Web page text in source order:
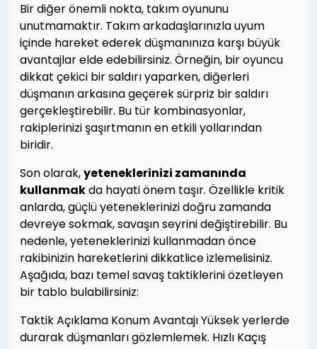
Bir diğer önemli nokta, takım oyununu
unutmamaktır. Takım arkadaşlarınızla uyum
içinde hareket ederek düşmanınıza karşı büyük
avantajlar elde edebilirsiniz. Örneğin, bir oyuncu
dikkat çekici bir saldırı yaparken, diğerleri
düşmanın arkasına geçerek sürpriz bir saldırı
gerçekleştirebilir. Bu tür kombinasyonlar,
rakiplerinizi şaşırtmanın en etkili yollarından
biridir.
Son olarak,yeteneklerinizi zamanında
kullanmakda hayati önem taşır. Özellikle kritik
anlarda, güçlü yeteneklerinizi doğru zamanda
devreye sokmak, savaşın seyrini değiştirebilir. Bu
nedenle, yeteneklerinizi kullanmadan önce
rakibinizin hareketlerini dikkatlice izlemelisiniz.
Aşağıda, bazı temel savaş taktiklerini özetleyen
bir tablo bulabilirsiniz:
Taktik Açıklama Konum Avantajı Yüksek yerlerde
durarak düşmanları gözlemlemek. Hızlı Kaçış